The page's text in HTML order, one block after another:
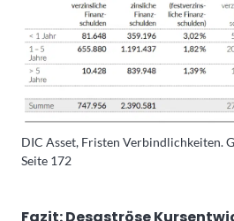
DIC Asset, Fristen Verbindlichkeiten.
Seite 172
Fazit: Desaströse